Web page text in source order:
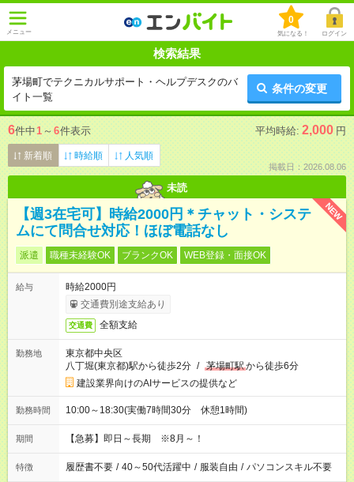
メニュー
0
気になる！ ログイン
検索結果
茅場町でテクニカルサポート・ヘルプデスクのバ
イト一覧
条件の変更
6件中1 ～ 6件表示 平均時給: 2,000 円
新着順 時給順 人気順
掲載日：2026.08.06
未読
NEW
【週3在宅可】時給2000円＊チャット・システ
ムにて問合せ対応！ほぼ電話なし
派遣 職種未経験OK ブランクOK WEB登録・面接OK
給与
時給2000円
交通費別途支給あり
交通費 全額支給
勤務地
東京都中央区
八丁堀(東京都)駅から徒歩2分 / 茅場町駅から徒歩6分
建設業界向けのAIサービスの提供など
勤務時間 10:00～18:30(実働7時間30分 休憩1時間)
期間 【急募】即日～長期 ※8月～！
特徴 履歴書不要 / 40～50代活躍中 / 服装自由 / パソコンスキル不要